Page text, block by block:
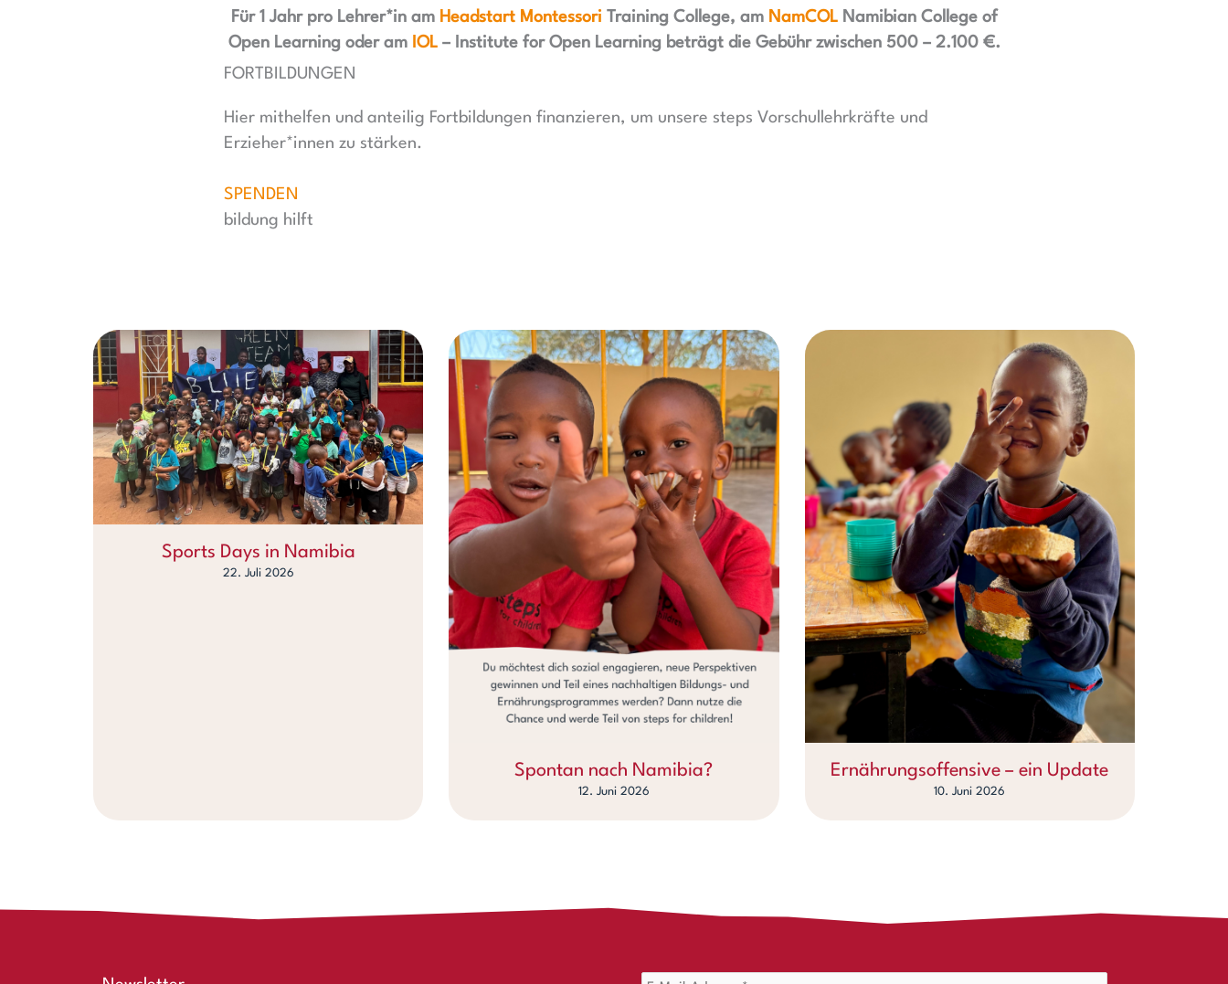
Für 1 Jahr pro Lehrer*in am Headstart Montessori Training College, am NamCOLNamibian College of
Open Learning oder amIOL– Institute for Open Learning beträgt die Gebühr zwischen 500 – 2.100 €.
FORTBILDUNGEN
Hier mithelfen und anteilig Fortbildungen finanzieren, um unsere steps Vorschullehrkräfte und
Erzieher*innen zu stärken.
SPENDEN
bildung hilft
Sports Days in Namibia
22. Juli 2026
Spontan nach Namibia?
12. Juni 2026
Ernährungsoffensive – ein Update
10. Juni 2026